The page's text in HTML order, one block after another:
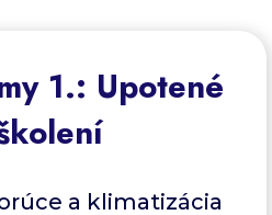
1.: Upotené
a klimatizácia